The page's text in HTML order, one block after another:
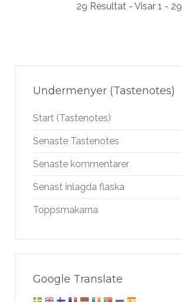
29 Resultat - Visar 1 - 29
Undermenyer (Tastenotes)
Start (Tastenotes)
Senaste Tastenotes
Senaste kommentarer
Senast inlagda flaska
Toppsmakarna
Google Translate